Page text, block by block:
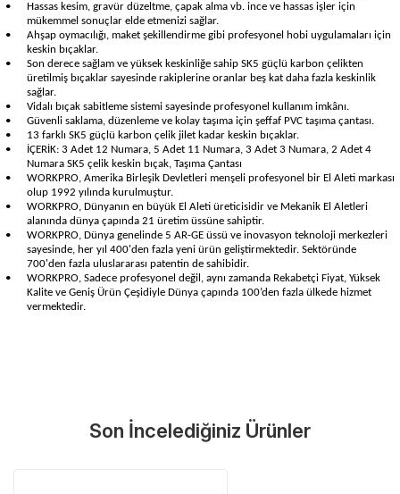
•
Hassas kesim, gravür düzeltme, çapak alma vb. ince ve hassas işler için
mükemmel sonuçlar elde etmenizi sağlar.
•
Ahşap oymacılığı, maket şekillendirme gibi profesyonel hobi uygulamaları için
keskin bıçaklar.
•
Son derece sağlam ve yüksek keskinliğe sahip SK5 güçlü karbon çelikten
üretilmiş bıçaklar sayesinde rakiplerine oranlar beş kat daha fazla keskinlik
sağlar.
•
Vidalı bıçak sabitleme sistemi sayesinde profesyonel kullanım imkânı.
•
Güvenli saklama, düzenleme ve kolay taşıma için şeffaf PVC taşıma çantası.
•
13 farklı SK5 güçlü karbon çelik jilet kadar keskin bıçaklar.
•
İÇERİK: 3 Adet 12 Numara, 5 Adet 11 Numara, 3 Adet 3 Numara, 2 Adet 4
Numara SK5 çelik keskin bıçak, Taşıma Çantası
•
WORKPRO, Amerika Birleşik Devletleri menşeli profesyonel bir El Aleti markası
olup 1992 yılında kurulmuştur.
•
WORKPRO, Dünyanın en büyük El Aleti üreticisidir ve Mekanik El Aletleri
alanında dünya çapında 21 üretim üssüne sahiptir.
•
WORKPRO, Dünya genelinde 5 AR-GE üssü ve inovasyon teknoloji merkezleri
sayesinde, her yıl 400'den fazla yeni ürün geliştirmektedir. Sektöründe
700'den fazla uluslararası patentin de sahibidir.
•
WORKPRO, Sadece profesyonel değil, aynı zamanda Rekabetçi Fiyat, Yüksek
Kalite ve Geniş Ürün Çeşidiyle Dünya çapında 100’den fazla ülkede hizmet
vermektedir.
Tüm ürünlerimiz üretici firma garantisi altındadır. Size en yakın
Yorum Yaz
Son İncelediğiniz Ürünler